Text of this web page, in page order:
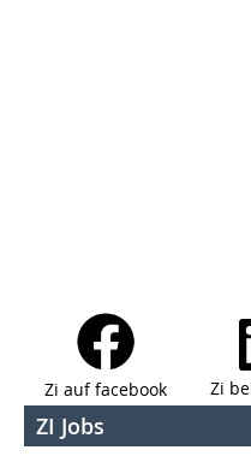
Zi auf facebook Zi
ZI Jobs